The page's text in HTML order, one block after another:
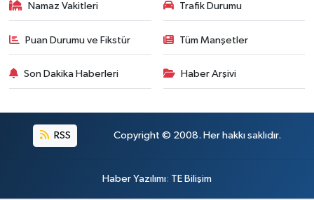
Namaz Vakitleri Trafik Durumu
Puan Durumu ve Fikstür Tüm Manşetler
Son Dakika Haberleri Haber Arşivi
RSS Copyright © 2008. Her hakkı saklıdır.
Haber Yazılımı: TE Bilişim